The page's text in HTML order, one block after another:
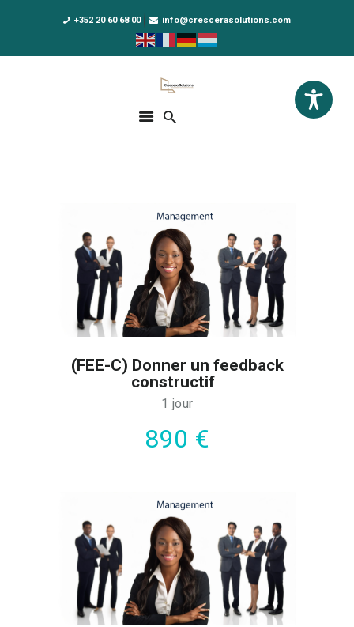
+352 20 60 68 00 info@crescerasolutions.com
Crescera Solutions
Solutions for your evolution
NOUS CONNAÎTRE
ACTUALITÉS
(FEE-C) Donner un feedback
constructif
1 jour
890 €